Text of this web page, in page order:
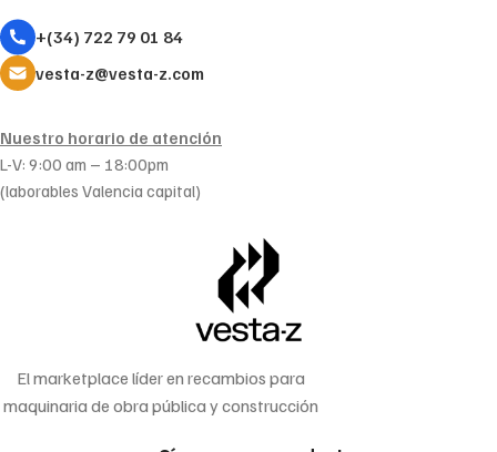
+(34) 722 79 01 84
vesta-z@vesta-z.com
Nuestro horario de atención
L-V: 9:00 am – 18:00pm
(laborables Valencia capital)
El marketplace líder en recambios para
maquinaria de obra pública y construcción